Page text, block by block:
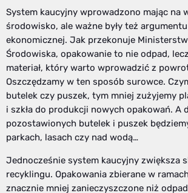
System kaucyjny wprowadzono mając na
środowisko, ale ważne były też
ekonomicznej. Jak przekonuje
Środowiska, opakowanie to nie odpad,
materiał, który warto wprowadzić z
Oszczędzamy w ten sposób surowce.
butelek czy puszek, tym mniej zużyjemy
i szkła do produkcji nowych opakowań. A
pozostawionych butelek i puszek
parkach, lasach czy nad wodą…
Jednocześnie system kaucyjny zwiększa
recyklingu. Opakowania zbierane w
znacznie mniej zanieczyszczone niż